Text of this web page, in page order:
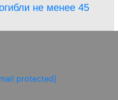
не менее 45
protected]